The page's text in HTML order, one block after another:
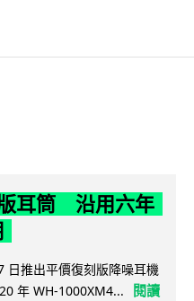
耳筒 沿用六年
日推出平價復刻版降噪耳機
年 WH-1000XM4...
閱讀